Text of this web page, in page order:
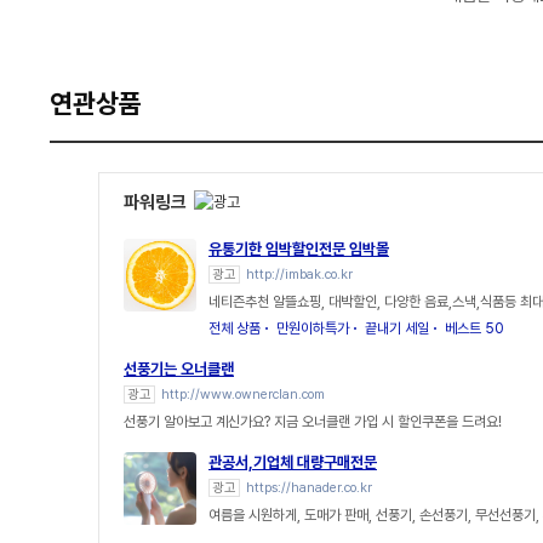
연관상품
파워링크
유통기한 임박할인전문 임박몰
광고 http://imbak.co.kr
네티즌추천 알뜰쇼핑, 대박할인, 다양한 음료,스낵,식품등 최
전체 상품
만원이하특가 끝내기 세일 베스트 50
선풍기는 오너클랜
광고 http://www.ownerclan.com
선풍기 알아보고 계신가요? 지금 오너클랜 가입 시 할인쿠폰을 드려요!
관공서,기업체 대량구매전문
광고 https://hanader.co.kr
여름을 시원하게, 도매가 판매, 선풍기, 손선풍기, 무선선풍기,